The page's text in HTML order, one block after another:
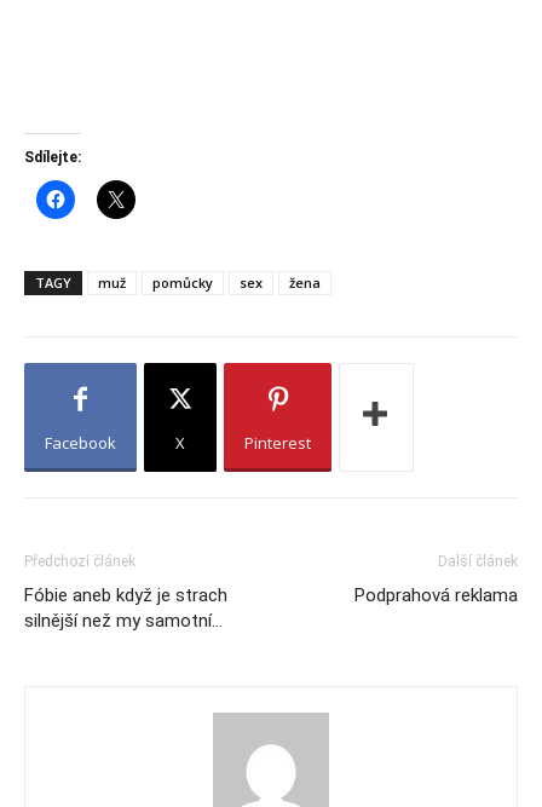
Sdílejte:
TAGY muž pomůcky sex žena
Facebook X Pinterest
Předchozí článek
Fóbie aneb když je strach
silnější než my samotní…
Další článek
Podprahová reklama